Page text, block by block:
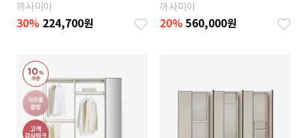
까사미아
30% 224,700원
까사미아
20% 560,000원